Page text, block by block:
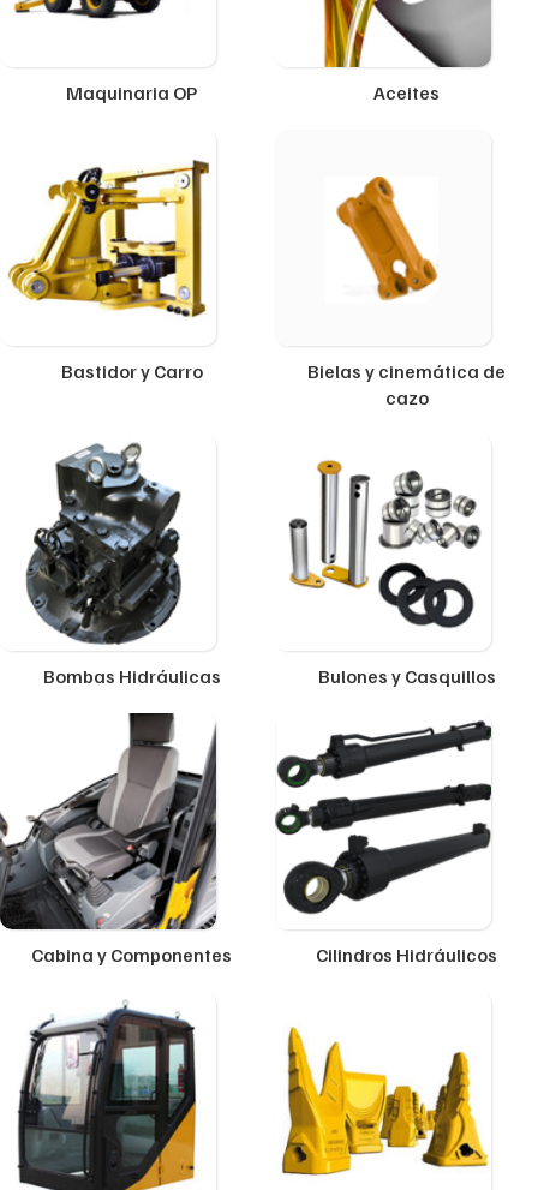
Maquinaria OP Aceites
Bastidor y Carro
Bielas y cinemática de
cazo
Bombas Hidráulicas Bulones y Casquillos
Cabina y Componentes Cilindros Hidráulicos